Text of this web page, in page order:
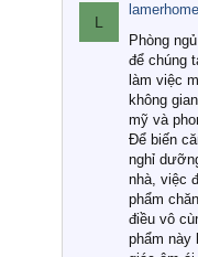
L
lamerhome
Phòng
để chúng
làm việc
không
mỹ và
Để biến
nghỉ
nhà, việc
phẩm
điều vô
phẩm này